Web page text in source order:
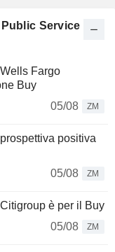
Service
Fargo
Buy
05/08
ZM
positiva
05/08
ZM
è per il Buy
05/08
ZM